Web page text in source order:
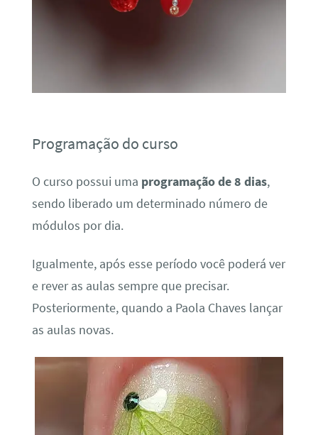
Programação do curso
O curso possui uma programação de 8 dias,
sendo liberado um determinado número de
módulos por dia.
Igualmente, após esse período você poderá ver
e rever as aulas sempre que precisar.
Posteriormente, quando a Paola Chaves lançar
as aulas novas.